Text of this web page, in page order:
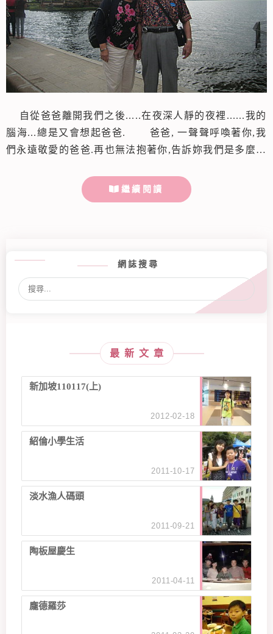
自從爸爸離開我們之後.....在夜深人靜的夜裡......我的
腦海...總是又會想起爸爸. 爸爸, 一聲聲呼喚著你,我
們永遠敬愛的爸爸.再也無法抱著你,告訴妳我們是多麼多
你,你永遠離我們而遠去,再也聽不到我們對你無限的思念
及感傷. 想著你是用這樣的離別方式與我們道別,心裡非
繼續閱讀
網誌搜尋
最新文章
新加坡110117(上)
2012-02-18
紹倫小學生活
2011-10-17
淡水漁人碼頭
2011-09-21
陶板屋慶生
2011-04-11
龐德羅莎